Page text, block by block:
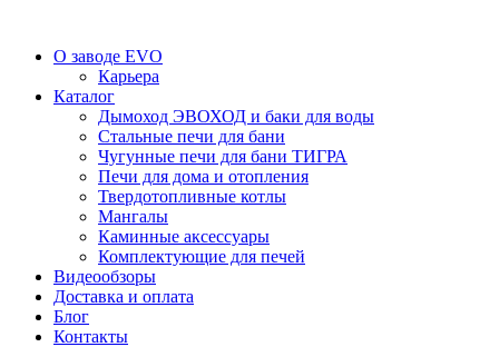
О заводе EVO
Карьера
Каталог
Дымоход ЭВОХОД и баки для воды
Стальные печи для бани
Чугунные печи для бани ТИГРА
Печи для дома и отопления
Твердотопливные котлы
Мангалы
Каминные аксессуары
Комплектующие для печей
Видеообзоры
Доставка и оплата
Блог
Контакты